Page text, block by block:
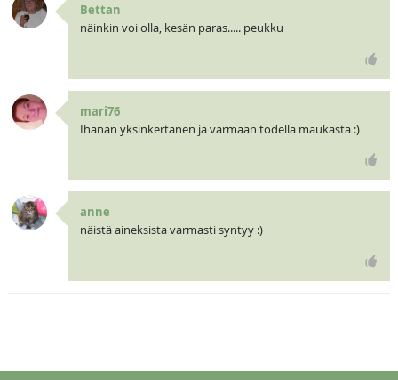
Bettan
näinkin voi olla, kesän paras..... peukku
mari76
Ihanan yksinkertanen ja varmaan todella maukasta :)
anne
näistä aineksista varmasti syntyy :)